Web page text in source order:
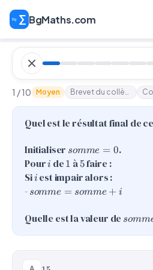
BgMaths.com
1 / 10 Moyen Brevet du collège - Scratch n°9
Quel est le résultat final de
Initialiser somme
= 0
somme = 0.
Pouri
i de1
1 à5
5faire :
Sii
i est impair alors :
-somme
somme
+ i
somme = somme + i
Quelle est la valeur de somm